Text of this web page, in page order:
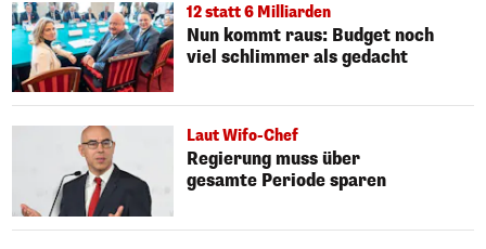
12 statt 6 Milliarden
Nun kommt raus: Budget noch
viel schlimmer als gedacht
Laut Wifo-Chef
Regierung muss über
gesamte Periode sparen